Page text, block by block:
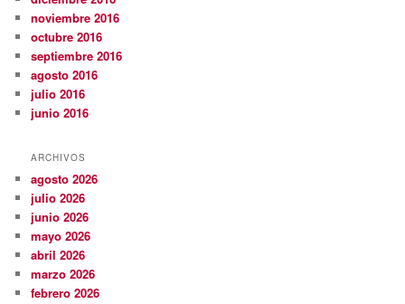
noviembre 2016
octubre 2016
septiembre 2016
agosto 2016
julio 2016
junio 2016
ARCHIVOS
agosto 2026
julio 2026
junio 2026
mayo 2026
abril 2026
marzo 2026
febrero 2026